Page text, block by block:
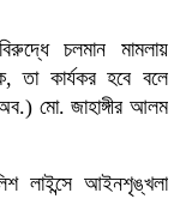
চলমান মামলায়
তা কার্যকর হবে বলে
মো. জাহাঙ্গীর আলম
লাইন্সে আইনশৃঙ্খলা